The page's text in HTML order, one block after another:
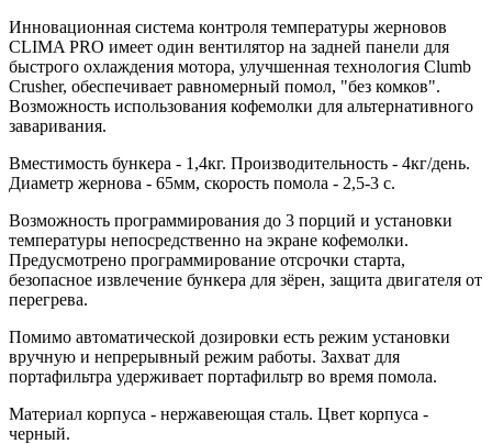
Инновационная система контроля температуры жерновов
CLIMA PRO имеет один вентилятор на задней панели для
быстрого охлаждения мотора, улучшенная технология Clumb
Crusher, обеспечивает равномерный помол, "без комков".
Возможность использования кофемолки для альтернативного
заваривания.
Вместимость бункера - 1,4кг. Производительность - 4кг/день.
Диаметр жернова - 65мм, скорость помола - 2,5-3 с.
Возможность программирования до 3 порций и установки
температуры непосредственно на экране кофемолки.
Предусмотрено программирование отсрочки старта,
безопасное извлечение бункера для зёрен, защита двигателя от
перегрева.
Помимо автоматической дозировки есть режим установки
вручную и непрерывный режим работы. Захват для
портафильтра удерживает портафильтр во время помола.
Материал корпуса - нержавеющая сталь. Цвет корпуса -
черный.